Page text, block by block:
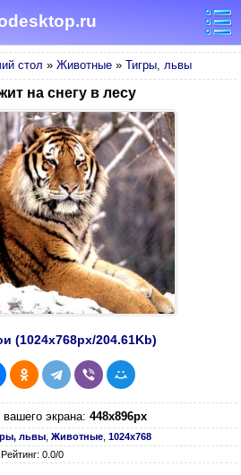
стол » Животные » Тигры, львы
на снегу в лесу
(1024х768px/204.61Kb)
экрана: 448x896px
львы Животные 1024х768
Рейтинг: 0.0/0